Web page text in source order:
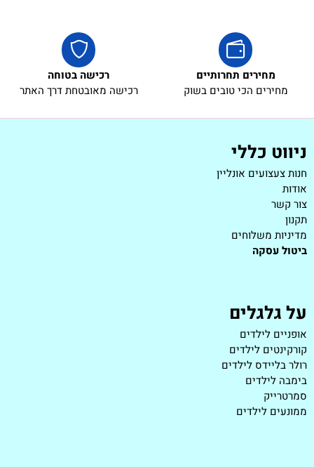
מחירים תחרותיים
מחירים הכי טובים בשוק
רכישה בטוחה
רכישה מאובטחת דרך האתר
ניווט כללי
חנות צעצועים אונליין
אודות
צור קשר
תקנון
מדיניות משלוחים
ביטול עסקה
על גלגלים
אופניים לילדים
קורקינטים לילדים
רולר בליידס לילדים
בימבה לילדים
סמרטרייק
ממונעים לילדים